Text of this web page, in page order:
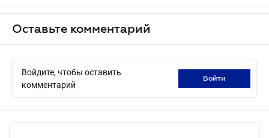
Оставьте комментарий
Войдите, чтобы оставить
комментарий
войти